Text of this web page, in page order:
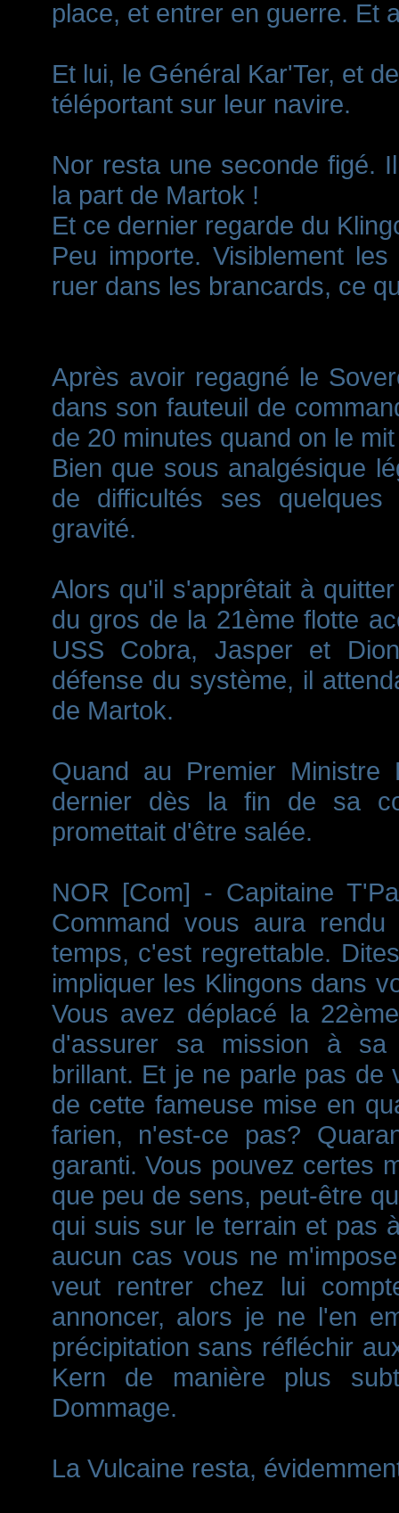
place, et entrer en guerre.
Et lui, le Général Kar'Ter, et
téléportant sur leur navire.
Nor resta une seconde figé.
la part de Martok !
Et ce dernier regarde du
Peu importe. Visiblement
ruer dans les brancards, ce
Après avoir regagné le
dans son fauteuil de
de 20 minutes quand on le
Bien que sous analgésique
de difficultés ses
gravité.
Alors qu'il s'apprêtait à
du gros de la 21ème flotte
USS Cobra, Jasper et
défense du système, il
de Martok.
Quand au Premier
dernier dès la fin de sa
promettait d'être salée.
NOR [Com] - Capitaine
Command vous aura
temps, c'est regrettable.
impliquer les Klingons dans
Vous avez déplacé la
d'assurer sa mission à sa
brillant. Et je ne parle pas de
de cette fameuse mise en
farien, n'est-ce pas?
garanti. Vous pouvez certes
que peu de sens, peut-être
qui suis sur le terrain et pas
aucun cas vous ne
veut rentrer chez lui
annoncer, alors je ne l'en
précipitation sans réfléchir
Kern de manière plus
Dommage.
La Vulcaine resta,